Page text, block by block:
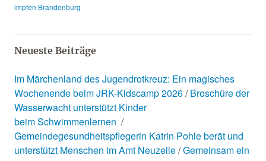
impfen Brandenburg
Neueste Beiträge
Im Märchenland des Jugendrotkreuz: Ein magisches
Wochenende beim JRK-Kidscamp 2026 Broschüre der
Wasserwacht unterstützt Kinder
beim Schwimmenlernen
Gemeindegesundheitspflegerin Katrin Pohle berät und
unterstützt Menschen im Amt Neuzelle Gemeinsam ein